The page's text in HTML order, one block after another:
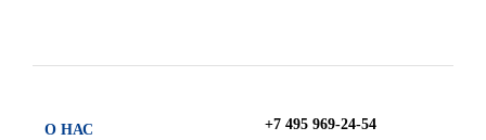
О НАС
+7 495 969-24-54